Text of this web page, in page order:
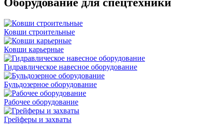
Ковши строительные
Ковши карьерные
Гидравлическое навесное оборудование
Бульдозерное оборудование
Рабочее оборудование
Грейферы и захваты